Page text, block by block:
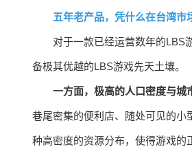
五年老产品，凭什么在台湾市
对于一款已经运营数年的LBS
备极其优越的LBS游戏先天土壤。
一方面，极高的人口密度与城
巷尾密集的便利店、随处可见的
种高密度的资源分布，使得游戏的